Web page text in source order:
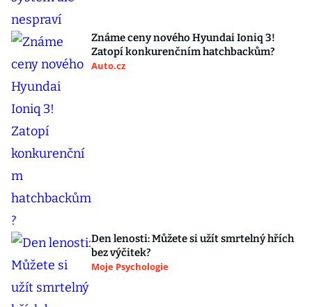
Známe ceny nového Hyundai Ioniq 3!
Zatopí konkurenčním hatchbackům?
Auto.cz
Den lenosti: Můžete si užít smrtelný hřích
bez výčitek?
Moje Psychologie